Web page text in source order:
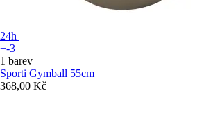
24h
+-3
1 barev
Sporti Gymball 55cm
368,00 Kč